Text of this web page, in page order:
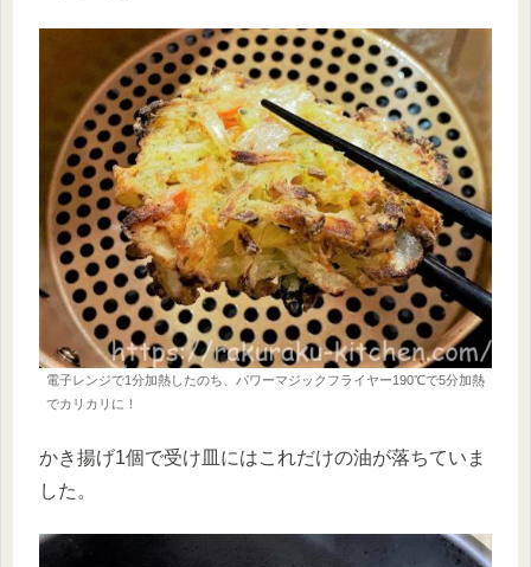
電子レンジで1分加熱したのち、パワーマジックフライヤー190℃で5分加熱
でカリカリに！
かき揚げ1個で受け皿にはこれだけの油が落ちていま
した。